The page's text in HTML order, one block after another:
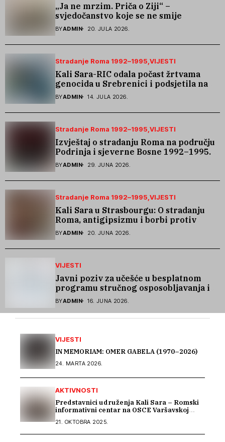
„Ja ne mrzim. Priča o Ziji“ –
svjedočanstvo koje se ne smije
zaboraviti
BYADMIN 20. JULA 2026.
Stradanje Roma 1992–1995 VIJESTI
Kali Sara-RIC odala počast žrtvama
genocida u Srebrenici i podsjetila na
stradanje Roma iz Skočića
BYADMIN 14. JULA 2026.
Stradanje Roma 1992–1995 VIJESTI
Izvještaj o stradanju Roma na području
Podrinja i sjeverne Bosne 1992–1995.
godine
BYADMIN 29. JUNA 2026.
Stradanje Roma 1992–1995 VIJESTI
Kali Sara u Strasbourgu: O stradanju
Roma, antigipsizmu i borbi protiv
govora mržnje
BYADMIN 20. JUNA 2026.
VIJESTI
Javni poziv za učešće u besplatnom
programu stručnog osposobljavanja i
podrške pri zapošljavanju
BYADMIN 16. JUNA 2026.
VIJESTI
IN MEMORIAM: OMER GABELA (1970–2026)
24. MARTA 2026.
AKTIVNOSTI
Predstavnici udruženja Kali Sara – Romski
informativni centar na OSCE Varšavskoj
Roma na području Podrinja u periodu 1992–
1995. godine
21. OKTOBRA 2025.